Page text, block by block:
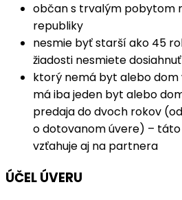
občan s trvalým pobytom
republiky
nesmie byť starší ako 45
žiadosti nesmiete
ktorý nemá byt alebo
má iba jeden byt alebo
predaja do dvoch rokov
o dotovanom úvere) –
vzťahuje aj na partnera
ÚČEL ÚVERU